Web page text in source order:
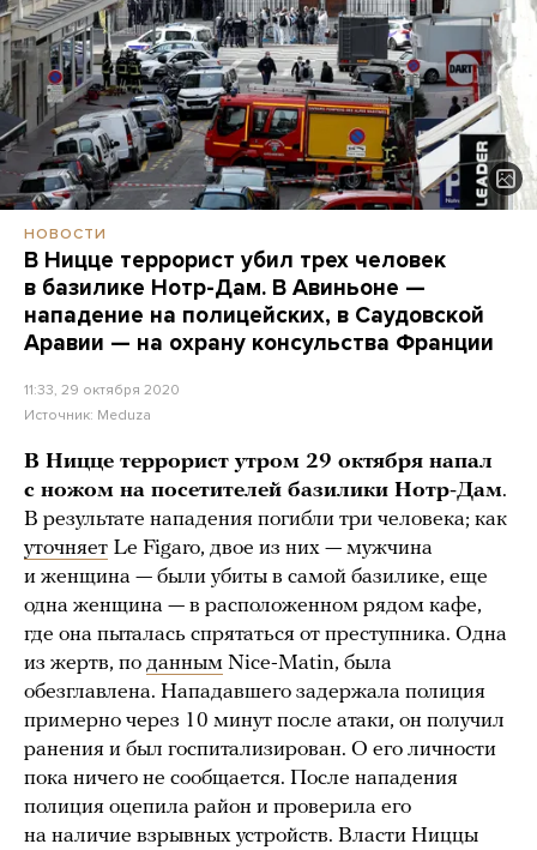
НОВОСТИ
В Ницце террорист убил трех человек
в базилике Нотр-Дам. В Авиньоне —
нападение на полицейских, в Саудовской
Аравии — на охрану консульства Франции
11:33, 29 октября 2020
Источник: Meduza
В Ницце террорист утром 29 октября напал
с ножом на посетителей базилики Нотр-Дам.
В результате нападения погибли три человека; как
уточняет Le Figaro, двое из них — мужчина
и женщина — были убиты в самой базилике, еще
одна женщина — в расположенном рядом кафе,
где она пыталась спрятаться от преступника. Одна
из жертв, по данным Nice-Matin, была
обезглавлена. Нападавшего задержала полиция
примерно через 10 минут после атаки, он получил
ранения и был госпитализирован. О его личности
пока ничего не сообщается. После нападения
полиция оцепила район и проверила его
на наличие взрывных устройств. Власти Ниццы